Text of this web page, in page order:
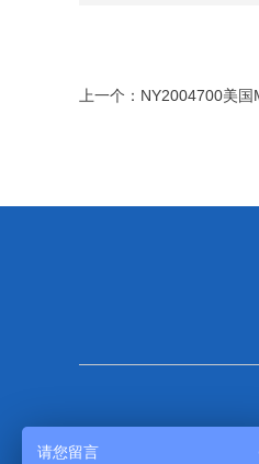
上一个： NY2004700美
请您留言